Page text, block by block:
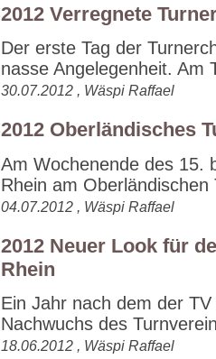
2012 Verregnete
Der erste Tag der
nasse Angelegenheit. Am
30.07.2012 , Wäspi Raffael
2012 Oberländisches
Am Wochenende des 15.
Rhein am Oberländischen
04.07.2012 , Wäspi Raffael
2012 Neuer Look für
Rhein
Ein Jahr nach dem der
Nachwuchs des
18.06.2012 , Wäspi Raffael